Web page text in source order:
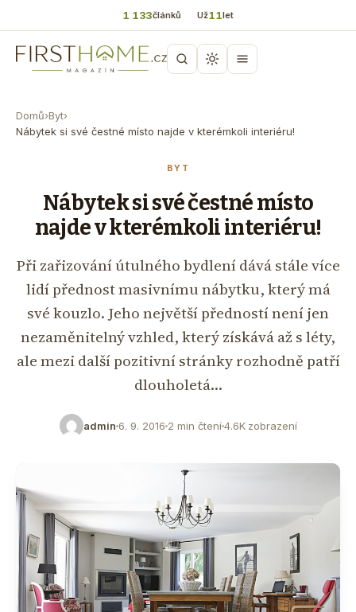
1 133článků Už11let
Domů›Byt›
Nábytek si své čestné místo najde v kterémkoli interiéru!
BYT
Nábytek si své čestné místo
najde v kterémkoli interiéru!
Při zařizování útulného bydlení dává stále více
lidí přednost masivnímu nábytku, který má
své kouzlo. Jeho největší předností není jen
nezaměnitelný vzhled, který získává až s léty,
ale mezi další pozitivní stránky rozhodně patří
dlouholetá…
admin 6. 9. 2016 2 min čtení4.6K zobrazení